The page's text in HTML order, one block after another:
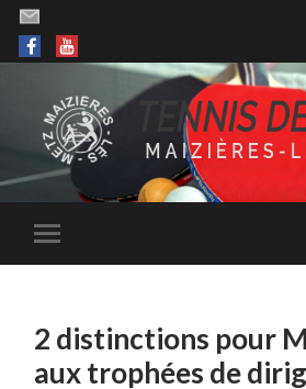
2 distinctions pour
aux trophées de